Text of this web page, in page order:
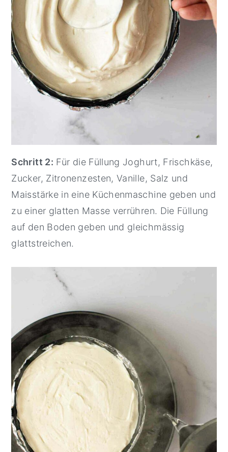
Schritt 2: Für die Füllung Joghurt, Frischkäse,
Zucker, Zitronenzesten, Vanille, Salz und
Maisstärke in eine Küchenmaschine geben und
zu einer glatten Masse verrühren. Die Füllung
auf den Boden geben und gleichmässig
glattstreichen.